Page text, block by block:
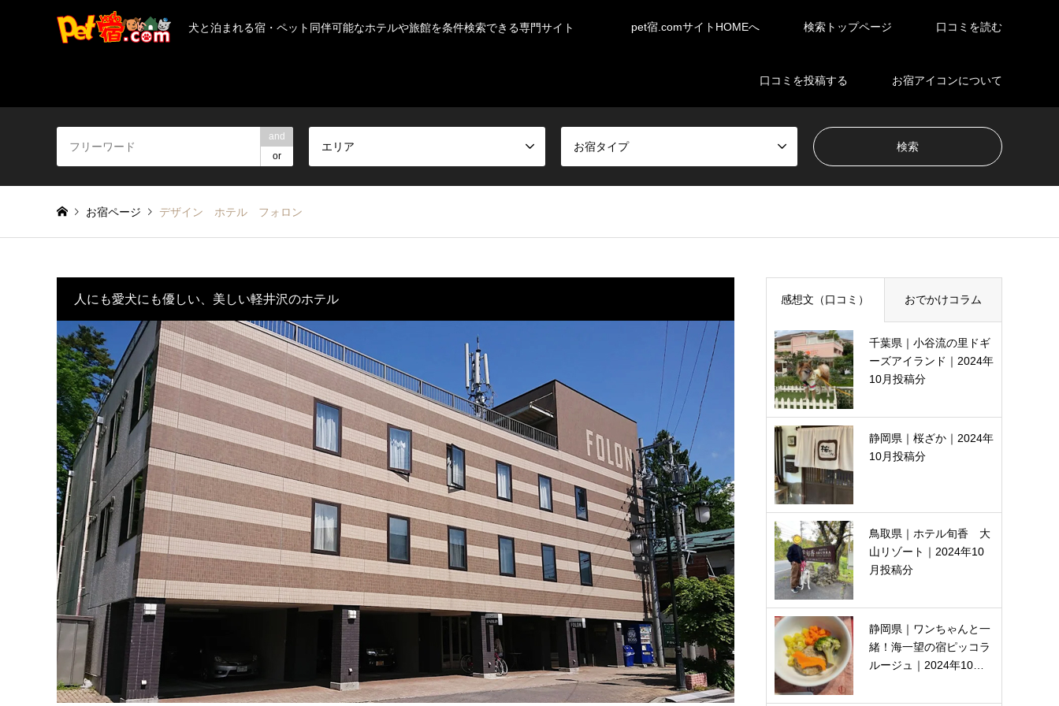
犬と泊まれる宿・ペット同伴可能なホテルや旅館を条件検索できる専門サイト pet宿.comサイトHOMEへ 検索トップページ 口コミを読む
口コミを投稿する お宿アイコンについて
and
or
エリア お宿タイプ
お宿ページ デザイン ホテル フォロン
人にも愛犬にも優しい、美しい軽井沢のホテル 感想文（口コミ） おでかけコラム
千葉県｜小谷流の里ドギ
ーズアイランド｜2024年
10月投稿分
静岡県｜桜ざか｜2024年
10月投稿分
鳥取県｜ホテル旬香 大
山リゾート｜2024年10
月投稿分
静岡県｜ワンちゃんと一
緒！海一望の宿ピッコラ
ルージュ｜2024年10…